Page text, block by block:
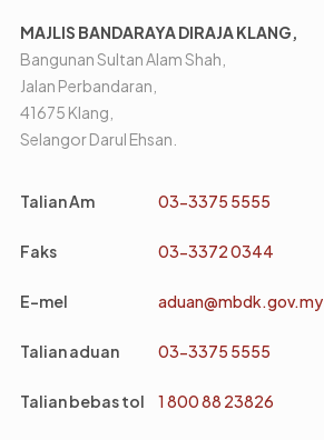
MAJLIS BANDARAYA DIRAJA KLANG,
Bangunan Sultan Alam Shah,
Jalan Perbandaran,
41675 Klang,
Selangor Darul Ehsan.
Talian Am 03-3375 5555
Faks 03-3372 0344
E-mel aduan@mbdk.gov.my
Talian aduan 03-3375 5555
Talian bebas tol 1 800 88 23826